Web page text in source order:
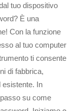
tuo dispositivo
È una
Con la funzione
al tuo computer
ti consente
di fabbrica,
esistente. In
su come